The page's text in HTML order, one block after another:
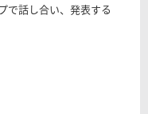
で話し合い、発表する